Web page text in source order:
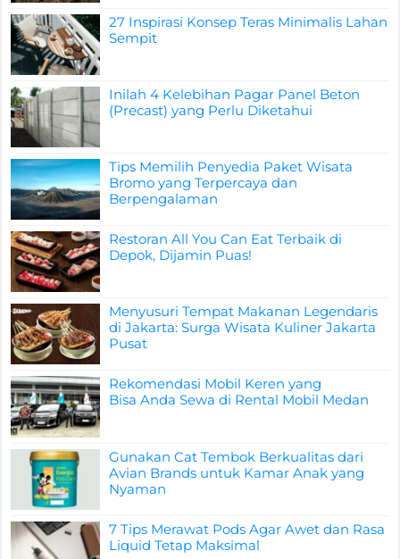
27 Inspirasi Konsep Teras Minimalis Lahan
Sempit
Inilah 4 Kelebihan Pagar Panel Beton
(Precast) yang Perlu Diketahui
Tips Memilih Penyedia Paket Wisata
Bromo yang Terpercaya dan
Berpengalaman
Restoran All You Can Eat Terbaik di
Depok, Dijamin Puas!
Menyusuri Tempat Makanan Legendaris
di Jakarta: Surga Wisata Kuliner Jakarta
Pusat
Rekomendasi Mobil Keren yang
Bisa Anda Sewa di Rental Mobil Medan
Gunakan Cat Tembok Berkualitas dari
Avian Brands untuk Kamar Anak yang
Nyaman
7 Tips Merawat Pods Agar Awet dan Rasa
Liquid Tetap Maksimal